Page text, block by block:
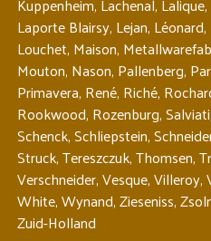
Laporte Blairsy, Lejan, Léonard,
Louchet, Maison,
Mouton, Nason, Pallenberg,
Primavera, René, Riché,
Rookwood, Rozenburg,Salviati
Schenck,Schliepstein,
Struck,Tereszczuk,Thomsen,
Verschneider,Vesque,Villeroy,
White,Wynand,Zieseniss,
Zuid-Holland